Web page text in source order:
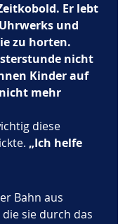
Er lebt
und
zu horten.
nicht
Kinder auf
mehr
diese
„Ich helfe
Bahn aus
sie durch das